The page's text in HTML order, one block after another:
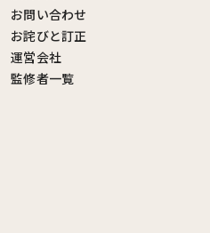
お問い合わせ
お詫びと訂正
運営会社
監修者一覧